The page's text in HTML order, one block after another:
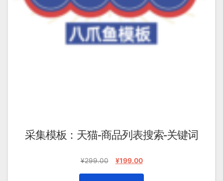
采集模板：天猫-商品列表搜索-关键词
¥299.00
原¥199.00当